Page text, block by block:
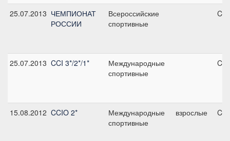
25.07.2013 ЧЕМПИОНАТ
РОССИИ
Всероссийские
спортивные
25.07.2013 CCI 3*/2*/1*
Международные
спортивные
15.08.2012 CCIO 2*
Международные
спортивные
взрослые